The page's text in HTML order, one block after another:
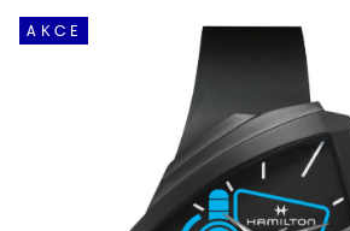
AKCE
LIMITOVANÉ EDICE
AKCE